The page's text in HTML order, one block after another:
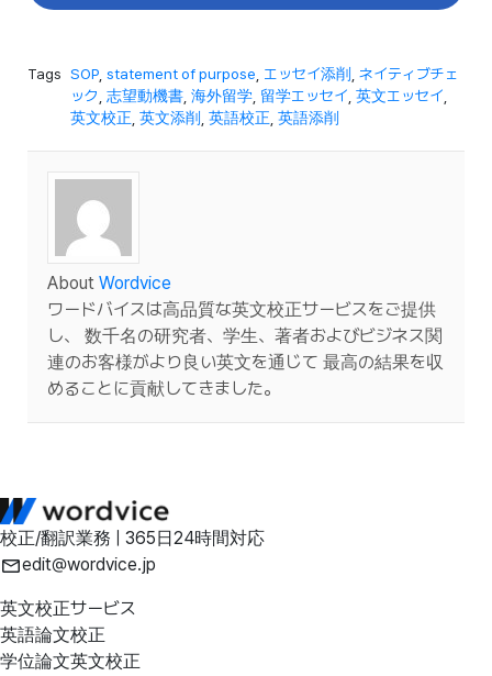
Tags SOP statement of purpose エッセイ添削
ネイティブチェ
ック 志望動機書 海外留学 留学エッセイ 英文エッセイ
英文校正 英文添削 英語校正 英語添削
About Wordvice
ワードバイスは高品質な英文校正サービスをご提供
し、 数千名の研究者、学生、著者およびビジネス関
連のお客様がより良い英文を通じて 最高の結果を収
めることに貢献してきました。
校正/翻訳業務 | 365日24時間対応
edit@wordvice.jp
英文校正サービス
英語論文校正
学位論文英文校正